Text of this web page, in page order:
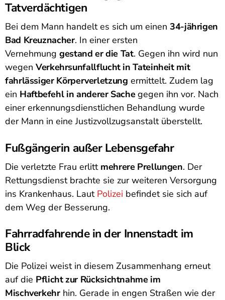
Tatverdächtigen
Bei dem Mann handelt es sich um einen 34-jährigen
Bad Kreuznacher. In einer ersten
Vernehmung gestand er die Tat. Gegen ihn wird nun
wegen Verkehrsunfallflucht in Tateinheit mit
fahrlässiger Körperverletzung ermittelt. Zudem lag
ein Haftbefehl in anderer Sachegegen ihn vor. Nach
einer erkennungsdienstlichen Behandlung wurde
der Mann in eine Justizvollzugsanstalt überstellt.
Fußgängerin außer Lebensgefahr
Die verletzte Frau erlitt mehrere Prellungen. Der
Rettungsdienst brachte sie zur weiteren Versorgung
ins Krankenhaus. Laut Polizei befindet sie sich auf
dem Weg der Besserung.
Fahrradfahrende in der Innenstadt im
Blick
Die Polizei weist in diesem Zusammenhang erneut
auf die Pflicht zur Rücksichtnahme im
Mischverkehrhin. Gerade in engen Straßen wie der